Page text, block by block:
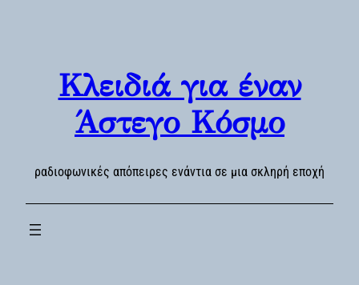
Κλειδιά για έναν
Άστεγο Κόσμο
ραδιοφωνικές απόπειρες ενάντια σε μια σκληρή εποχή